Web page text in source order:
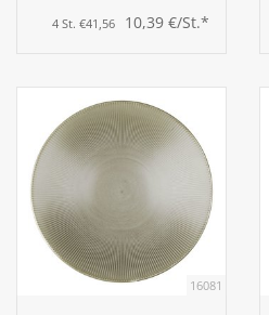
Küchentechnik
Küchenmöbel
4 St. €41,56 10,39 €/St.*
16081